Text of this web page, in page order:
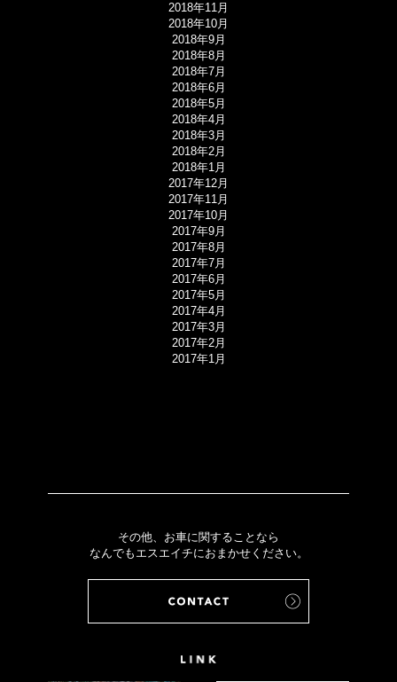
2018年11月
2018年10月
2018年9月
2018年8月
2018年7月
2018年6月
2018年5月
2018年4月
2018年3月
2018年2月
2018年1月
2017年12月
2017年11月
2017年10月
2017年9月
2017年8月
2017年7月
2017年6月
2017年5月
2017年4月
2017年3月
2017年2月
2017年1月
その他、お車に関することなら
なんでもエスエイチにおまかせください。